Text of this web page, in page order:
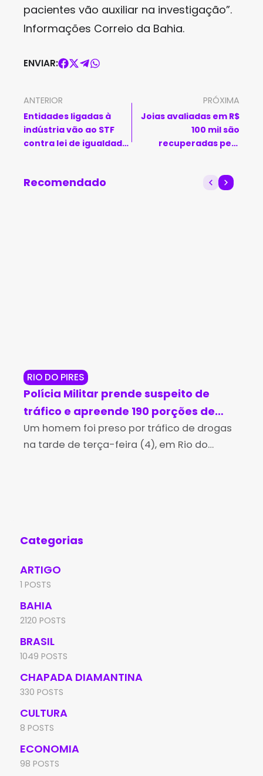
pacientes vão auxiliar na investigação”.
Informações Correio da Bahia.
ENVIAR:
ANTERIOR
Entidades ligadas à
indústria vão ao STF
contra lei de igualdade
PRÓXIMA
Joias avaliadas em R$
100 mil são
recuperadas pela
Recomendado
RIO DO PIRES
Polícia Militar prende suspeito de
tráfico e apreende 190 porções de
cocaína em Rio do Pires
Um homem foi preso por tráfico de drogas
na tarde de terça-feira (4), em Rio do
Categorias
ARTIGO
1 POSTS
BAHIA
2120 POSTS
BRASIL
1049 POSTS
CHAPADA DIAMANTINA
330 POSTS
CULTURA
8 POSTS
ECONOMIA
98 POSTS